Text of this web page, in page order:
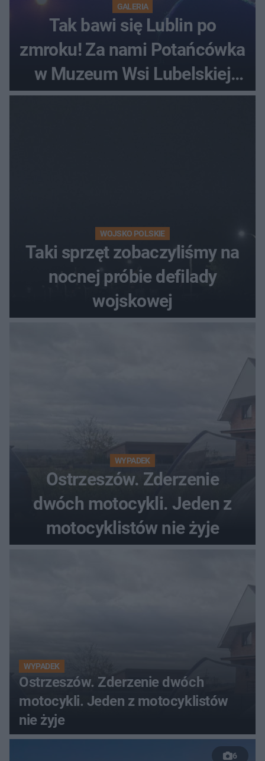
GALERIA
Tak bawi się Lublin po
zmroku! Za nami Potańcówka
w Muzeum Wsi Lubelskiej
[ZDJĘCIA]
WOJSKO POLSKIE
Taki sprzęt zobaczyliśmy na
nocnej próbie defilady
wojskowej
WYPADEK
Ostrzeszów. Zderzenie
dwóch motocykli. Jeden z
motocyklistów nie żyje
WYPADEK
Ostrzeszów. Zderzenie dwóch
motocykli. Jeden z motocyklistów
nie żyje
6